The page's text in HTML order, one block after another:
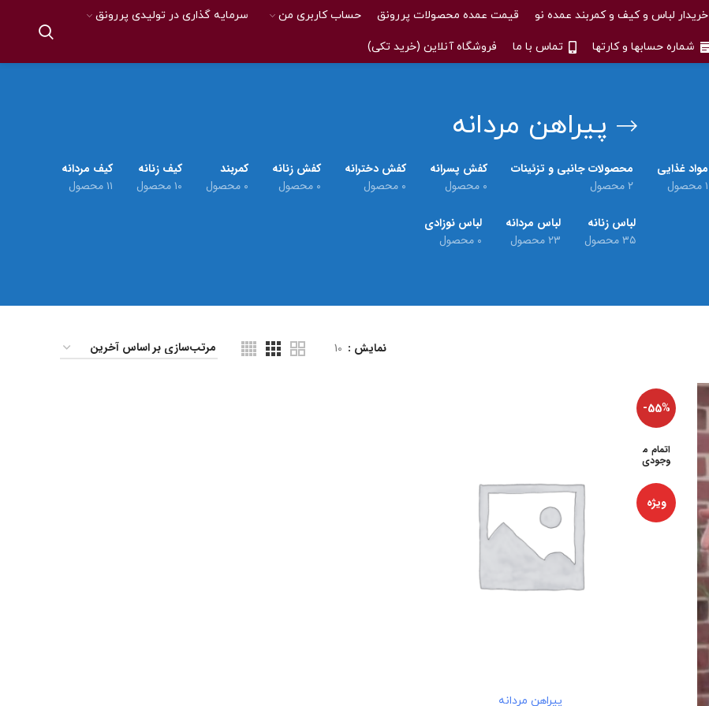
خریدار لباس و کیف و کمربند عمده نو قیمت عمده محصولات پررونق حساب کاربری من سرمایه گذاری در تولیدی پررونق
شماره حسابها و کارتها تماس با ما فروشگاه آنلاین (خرید تکی)
پیراهن مردانه
مواد غذایی
۱ محصول
محصولات جانبی و تزئینات
۲ محصول
کفش پسرانه
۰ محصول
کفش دخترانه
۰ محصول
کفش زنانه
۰ محصول
کمربند
۰ محصول
کیف زنانه
۱۰ محصول
کیف مردانه
۱۱ محصول
لباس زنانه
۳۵ محصول
لباس مردانه
۲۳ محصول
لباس نوزادی
۰ محصول
نمایش 10
-55%
اتمام م
وجودی
ویژه
اطلاعات بیشتر
پیراهن مردانه